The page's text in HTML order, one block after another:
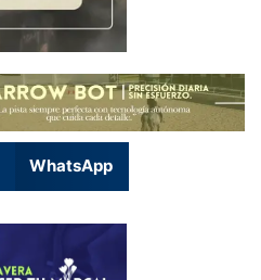
WhatsApp